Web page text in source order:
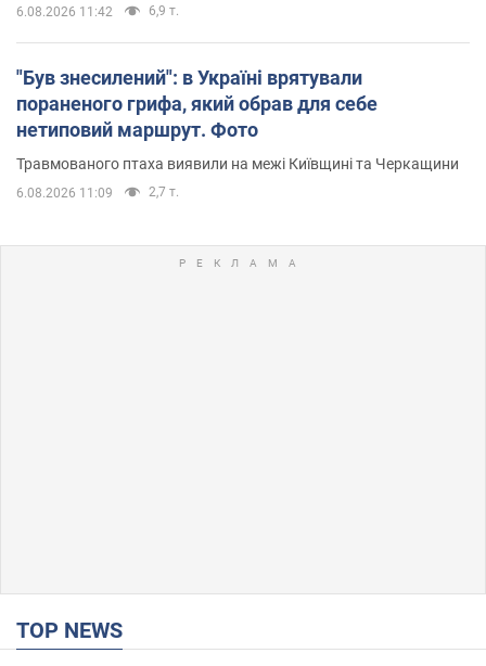
6.08.2026 11:42 6,9 т.
"Був знесилений": в Україні врятували
пораненого грифа, який обрав для себе
нетиповий маршрут. Фото
Травмованого птаха виявили на межі Київщині та Черкащини
6.08.2026 11:09 2,7 т.
TOP NEWS